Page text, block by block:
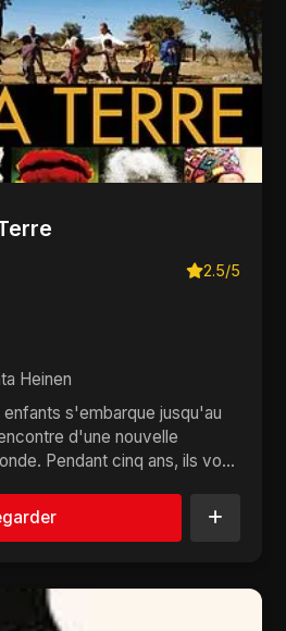
2.5/5
Heinen
s'embarque jusqu'au
d'une nouvelle
Pendant cinq ans, ils vont